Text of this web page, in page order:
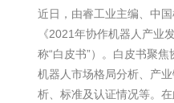
近日，由睿工业主编、中
《2021年协作机器人产业
称“白皮书”）。白皮书聚
机器人市场格局分析、产
析、标准及认证情况等。